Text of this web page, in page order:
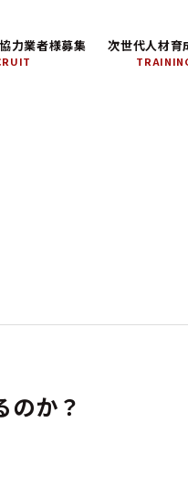
力業者様募集 次世代人材育
のか？